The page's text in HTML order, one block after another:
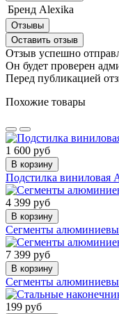
Бренд Alexika
Отзывы
Оставить отзыв
Отзыв успешно
Он будет проверен
Перед публикацией
Похожие товары
1 600 руб
В корзину
Подстилка виниловая
4 399 руб
В корзину
Сегменты
7 399 руб
В корзину
Сегменты
199 руб